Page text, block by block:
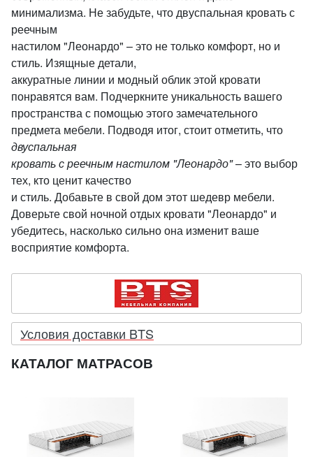
минимализма. Не забудьте, что двуспальная кровать с
реечным
настилом "Леонардо" – это не только комфорт, но и
стиль. Изящные детали,
аккуратные линии и модный облик этой кровати
понравятся вам. Подчеркните уникальность вашего
пространства с помощью этого замечательного
предмета мебели. Подводя итог, стоит отметить, что
двуспальная
кровать с реечным настилом "Леонардо"– это выбор
тех, кто ценит качество
и стиль. Добавьте в свой дом этот шедевр мебели.
Доверьте свой ночной отдых кровати "Леонардо" и
убедитесь, насколько сильно она изменит ваше
восприятие комфорта.
Условия доставки BTS
КАТАЛОГ МАТРАСОВ